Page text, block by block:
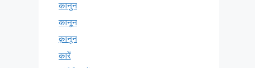
कानुन
कानून
क़ानून
कारें